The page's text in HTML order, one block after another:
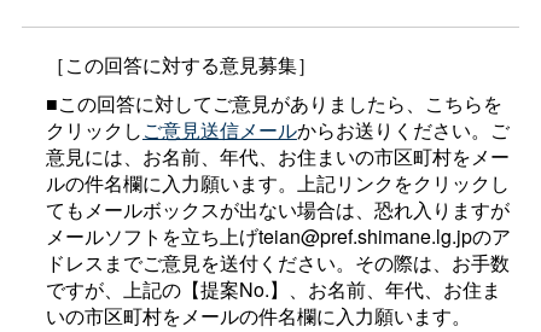
［この回答に対する意見募集］
■この回答に対してご意見がありましたら、こちらを
クリックしご意見送信メールからお送りください。ご
意見には、お名前、年代、お住まいの市区町村をメー
ルの件名欄に入力願います。上記リンクをクリックし
てもメールボックスが出ない場合は、恐れ入りますが
メールソフトを立ち上げteian@pref.shimane.lg.jpのア
ドレスまでご意見を送付ください。その際は、お手数
ですが、上記の【提案No.】、お名前、年代、お住ま
いの市区町村をメールの件名欄に入力願います。